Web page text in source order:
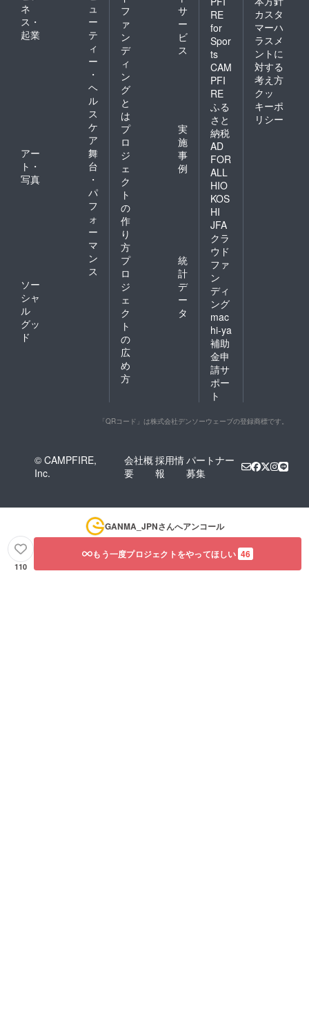
ネ
ス・
起業
ュ
ー
テ
ィ
ー
・
ヘ
ル
ス
ケ
ア
アー
ト・
写真
舞
台
・
パ
フ
ォ
ー
マ
ン
ス
ソー
シャ
ル
グッ
ド
フ
ァ
ン
デ
ィ
ン
グ
と
は
サ
ー
ビ
ス
プ
ロ
ジ
ェ
ク
ト
の
作
り
方
実
施
事
例
プ
ロ
ジ
ェ
ク
ト
の
広
め
方
統
計
デ
ー
タ
RE
for
Spor
ts
CAM
PFI
RE
ふる
さと
納税
AD
FOR
ALL
HIO
KOS
HI
JFA
クラ
ウド
ファ
ン
ディ
ング
mac
hi-ya
補助
金申
請サ
ポー
ト
カスタ
マーハ
ラスメ
ントに
対する
考え方
クッ
キーポ
リシー
「QRコード」は株式会社デンソーウェーブの登録商標です。
© CAMPFIRE,
Inc.
会社概
要
採用情
報
パートナー
募集
GANMA_JPNさんへアンコール
110
もう一度プロジェクトをやってほしい 46